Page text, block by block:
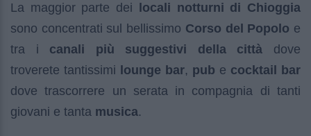
La maggior parte dei
locali notturni di Chioggia
sono concentrati sul bellissimo Corso del Popolo e
tra i canali più suggestivi della città dove
troverete tantissimi
lounge bar, pub e cocktail bar
dove trascorrere un serata in compagnia di tanti
giovani e tanta musica.